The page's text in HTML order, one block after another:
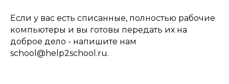
Если у вас есть списанные, полностью рабочие
компьютеры и вы готовы передать их на
доброе дело - напишите нам
school@help2school.ru.